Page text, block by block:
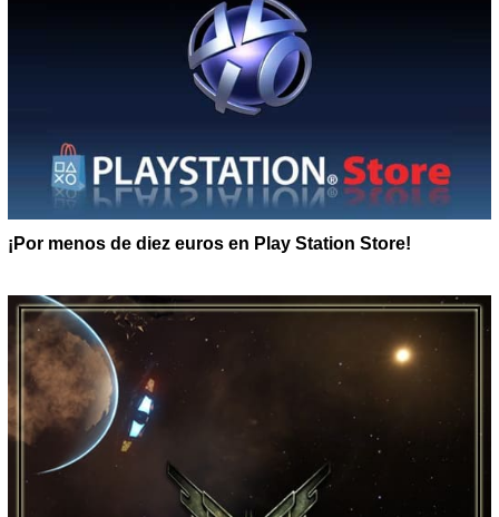
¡Por menos de diez euros en Play Station Store!